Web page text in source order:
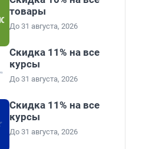
товары
До 31 августа, 2026
Скидка 11% на все
курсы
До 31 августа, 2026
Скидка 11% на все
курсы
До 31 августа, 2026